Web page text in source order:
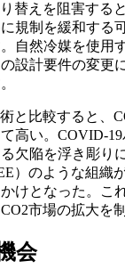
替えを阻害する
規制を緩和する
自然冷媒を使用
設計要件の変更
と比較すると、
高い。COVID-
欠陥を浮き彫り
）のような組織
けとなった。こ
市場の拡大を
会